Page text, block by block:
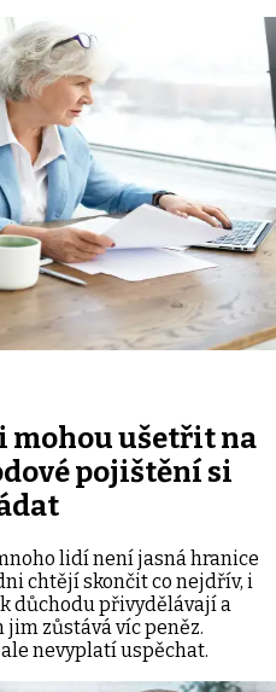
mohou ušetřit na
pojištění si
lidí není jasná hranice
chtějí skončit co nejdřív, i
důchodu přivydělávají a
zůstává víc peněz.
nevyplatí uspěchat.